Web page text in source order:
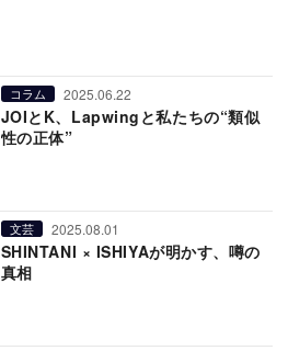
コラム 2025.06.22
JOIとK、Lapwingと私たちの“類似
性の正体”
文芸 2025.08.01
SHINTANI × ISHIYAが明かす、噂の
真相